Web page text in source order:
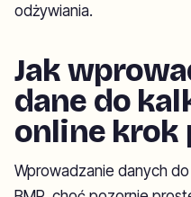
odżywiania.
Jak
dane do
online krok
Wprowadzanie danych